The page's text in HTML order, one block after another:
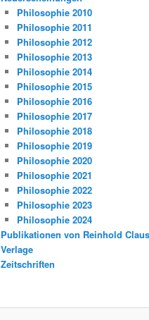
Philosophie 2010
Philosophie 2011
Philosophie 2012
Philosophie 2013
Philosophie 2014
Philosophie 2015
Philosophie 2016
Philosophie 2017
Philosophie 2018
Philosophie 2019
Philosophie 2020
Philosophie 2021
Philosophie 2022
Philosophie 2023
Philosophie 2024
Publikationen von Reinhold
Verlage
Zeitschriften